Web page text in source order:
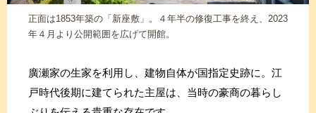
正面は1853年築の「新座敷」。４年半の修復工事を終え、2023
年４月より公開範囲を広げて開館。
廣瀬家の生家を利用し、建物自体が国指定史跡に。江
戸時代後期に建てられた主屋は、当時の豪商の暮らし